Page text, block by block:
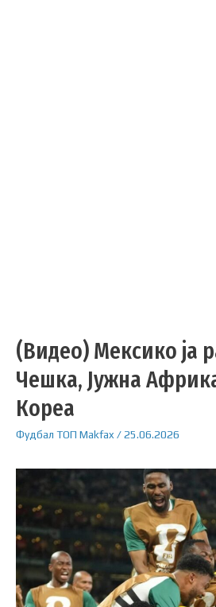
(Видео) Мексико ја
Чешка, Јужна
Кореа
Фудбал ТОП Makfax /25.06.2026